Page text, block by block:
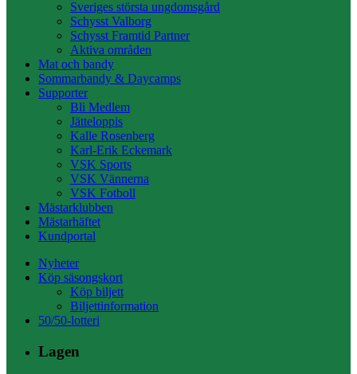
Sveriges största ungdomsgård
Schysst Valborg
Schysst Framtid Partner
Aktiva områden
Mat och bandy
Sommarbandy & Daycamps
Supporter
Bli Medlem
Jätteloppis
Kalle Rosenberg
Karl-Erik Eckemark
VSK Sports
VSK Vännerna
VSK Fotboll
Mästarklubben
Mästarhäftet
Kundportal
Nyheter
Köp säsongskort
Köp biljett
Biljettinformation
50/50-lotteri
Lagen